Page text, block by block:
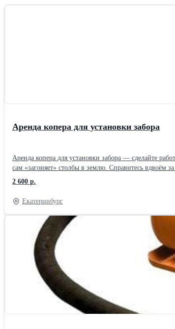
Аренда копера для установки забора
Аренда копера для установки забора — сделайте работу быстро и без лишних усилий 🏡 Ставите забор на даче или участке?
сам «загоняет» столбы в землю. Справитесь вдвоём за день там, где вручную работали бы неделю. 🛠 Что вы
инструкцию и короткий инструктаж по работе;
2 600 р.
Екатеринбург